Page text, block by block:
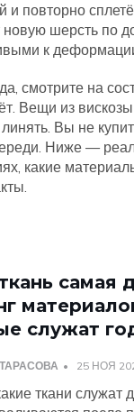
и повторно
шерсть по
к
смотрите на
Вещи из вискозы
Вы не
Ниже —
какие
самая
служат
25 НОЯ
ткани служат